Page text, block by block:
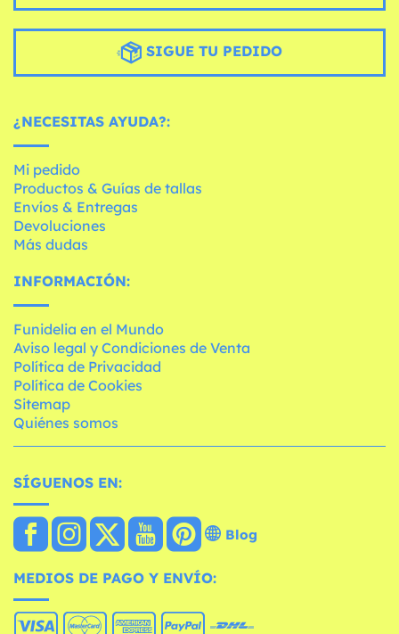
SIGUE TU PEDIDO
¿NECESITAS AYUDA?:
Mi pedido
Productos & Guías de tallas
Envíos & Entregas
Devoluciones
Más dudas
INFORMACIÓN:
Funidelia en el Mundo
Aviso legal y Condiciones de Venta
Política de Privacidad
Política de Cookies
Sitemap
Quiénes somos
SÍGUENOS EN:
Blog
MEDIOS DE PAGO Y ENVÍO: